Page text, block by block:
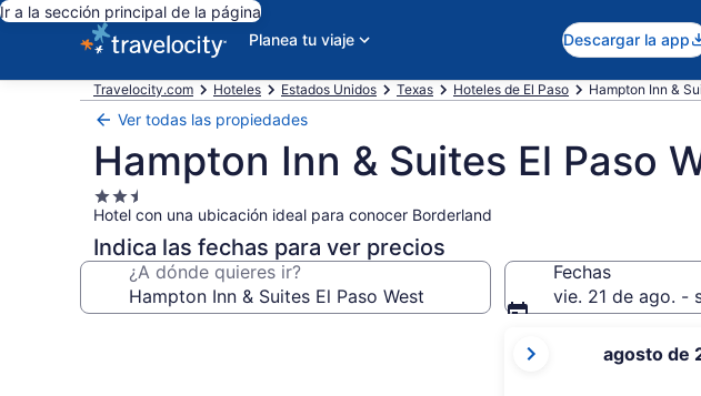
Ir a la sección principal de la página
Planea tu viaje
Descargar la app
Travelocity.com Hoteles Estados Unidos Texas Hoteles de El Paso Hampton Inn &
Ver todas las propiedades
Hampton Inn & Suites El Paso
Propiedad
de
2.5
estrellas
Hotel con una ubicación ideal para conocer Borderland
Indica las fechas para ver precios
¿A dónde quieres ir?
Fechas
vie. 21 de ago. -
meses
agosto de